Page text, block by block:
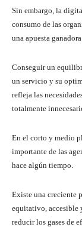
Sin embargo, la
consumo de las
una apuesta ganadora.
Conseguir un
un servicio y su
refleja las
totalmente
En el corto y medio
importante de las
hace algún tiempo.
Existe una creciente
equitativo, accesible
reducir los gases de